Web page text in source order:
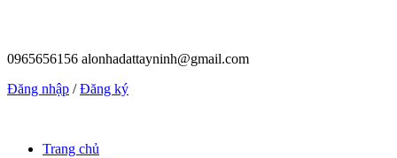
0965656156 alonhadattayninh@gmail.com
Đăng nhập /Đăng ký
Trang chủ